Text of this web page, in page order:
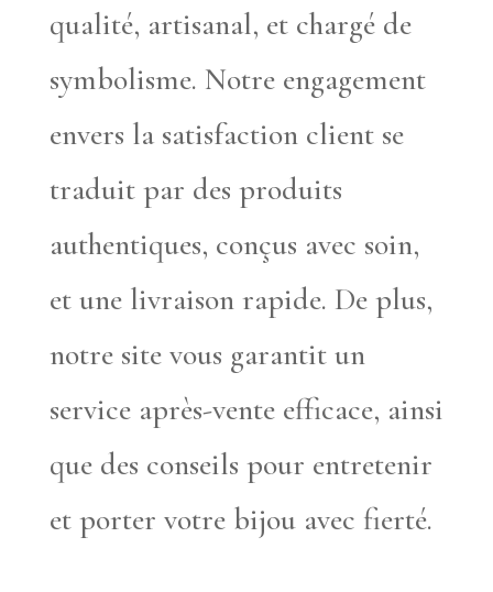
qualité, artisanal, et chargé de
symbolisme. Notre engagement
envers la satisfaction client se
traduit par des produits
authentiques, conçus avec soin,
et une livraison rapide. De plus,
notre site vous garantit un
service après-vente efficace, ainsi
que des conseils pour entretenir
et porter votre bijou avec fierté.